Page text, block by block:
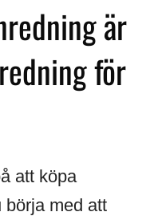
är
för
att köpa
börja med att